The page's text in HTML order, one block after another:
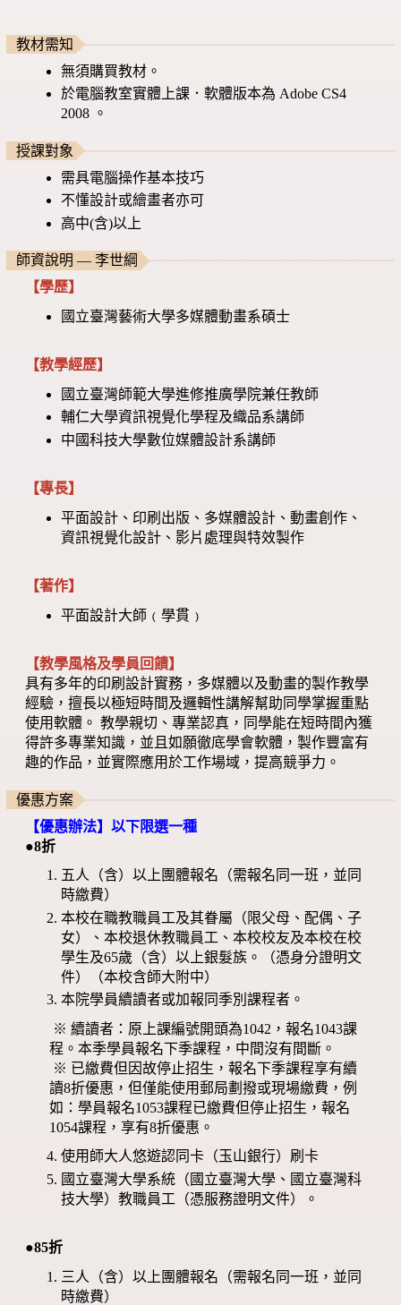
教材需知
無須購買教材。
於電腦教室實體上課．軟體版本為 Adobe CS4
2008 。
授課對象
需具電腦操作基本技巧
不懂設計或繪畫者亦可
高中(含)以上
師資說明 — 李世綱
【學歷】
國立臺灣藝術大學多媒體動畫系碩士
【教學經歷】
國立臺灣師範大學進修推廣學院兼任教師
輔仁大學資訊視覺化學程及織品系講師
中國科技大學數位媒體設計系講師
【專長】
平面設計、印刷出版、多媒體設計、動畫創作、
資訊視覺化設計、影片處理與特效製作
【著作】
平面設計大師﹙學貫﹚
【教學風格及學員回饋】
具有多年的印刷設計實務，多媒體以及動畫的製作教學
經驗，擅長以極短時間及邏輯性講解幫助同學掌握重點
使用軟體。 教學親切、專業認真，同學能在短時間內獲
得許多專業知識，並且如願徹底學會軟體，製作豐富有
趣的作品，並實際應用於工作場域，提高競爭力。
優惠方案
【優惠辦法】以下限選一種
●8折
五人（含）以上團體報名（需報名同一班，並同
時繳費）
本校在職教職員工及其眷屬（限父母、配偶、子
女）、本校退休教職員工、本校校友及本校在校
學生及65歲（含）以上銀髮族。（憑身分證明文
件）（本校含師大附中）
本院學員續讀者或加報同季別課程者。
※ 續讀者：原上課編號開頭為1042，報名1043課
程。本季學員報名下季課程，中間沒有間斷。
※ 已繳費但因故停止招生，報名下季課程享有續
讀8折優惠，但僅能使用郵局劃撥或現場繳費，例
如：學員報名1053課程已繳費但停止招生，報名
1054課程，享有8折優惠。
使用師大人悠遊認同卡（玉山銀行）刷卡
國立臺灣大學系統（國立臺灣大學、國立臺灣科
技大學）教職員工（憑服務證明文件）。
●85折
三人（含）以上團體報名（需報名同一班，並同
時繳費）